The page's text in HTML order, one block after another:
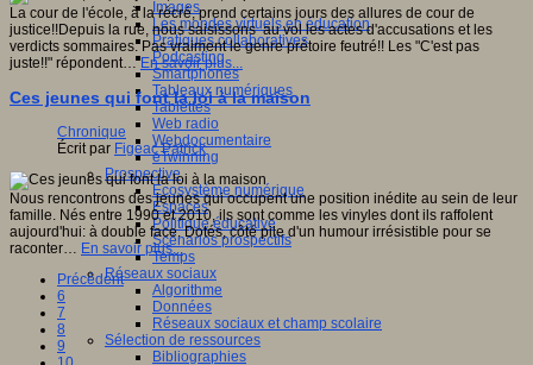
Images
Les mondes virtuels en éducation
Pratiques collaboratives
Podcasting
Smartphones
Tableaux numériques
Tablettes
Web radio
Webdocumentaire
eTwinning
Prospective
Ecosystème numérique
Espaces
Politique éducative
Scénarios prospectifs
Temps
Réseaux sociaux
Algorithme
Données
Réseaux sociaux et champ scolaire
Sélection de ressources
Bibliographies
La cour de l'école, à la récré, prend certains jours des allures de cour de
justice!!Depuis la rue, nous saisissons au vol les actes d'accusations et les
verdicts sommaires. Pas vraiment le genre prétoire feutré!! Les "C'est pas
juste!!" répondent…En savoir plus...
Ces jeunes qui font la loi à la maison
Chronique
Écrit par Figeac Patrick
Nous rencontrons des jeunes qui occupent une position inédite au sein de leur
famille. Nés entre 1990 et 2010, ils sont comme les vinyles dont ils raffolent
aujourd'hui: à double face. Dotés, côté pile d'un humour irrésistible pour se
raconter… En savoir plus...
Précédent
6
7
8
9